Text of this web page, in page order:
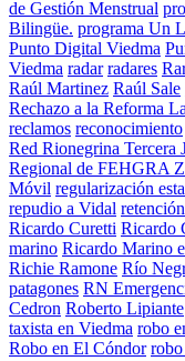
de Gestión Menstrual
Bilingüe. programa Un
Punto Digital Viedma
Viedma radar radares
Raúl Martinez Raúl Sale
Rechazo a la Reforma
reclamos reconocimiento
Red Rionegrina Tercera
Regional de FEHGRA
Móvil regularización
repudio a Vidal
Ricardo Curetti Ricardo
marino Ricardo Marino
Richie Ramone Río
patagones RN
Cedron Roberto Lipiante
taxista en Viedma robo
Robo en El Cóndor robo